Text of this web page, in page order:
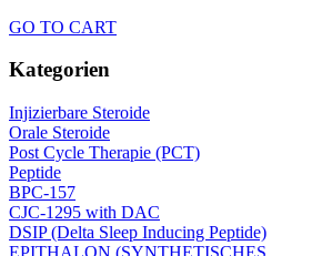
GO TO CART
Kategorien
Injizierbare Steroide
Orale Steroide
Post Cycle Therapie (PCT)
Peptide
BPC-157
CJC-1295 with DAC
DSIP (Delta Sleep Inducing Peptide)